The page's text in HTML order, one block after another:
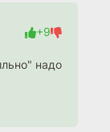
+9
надо